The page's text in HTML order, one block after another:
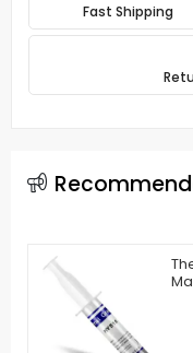
Fast Shipping